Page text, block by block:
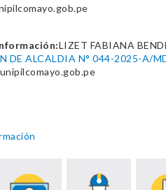
LIZET FABIANA
DE ALCALDIA N° 044-2025-A/